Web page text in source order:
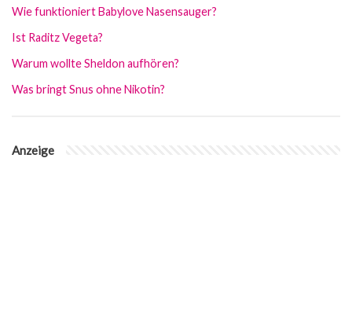
Wie funktioniert Babylove Nasensauger?
Ist Raditz Vegeta?
Warum wollte Sheldon aufhören?
Was bringt Snus ohne Nikotin?
Anzeige